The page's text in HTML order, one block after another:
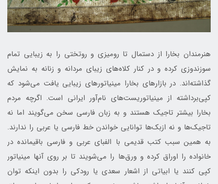
هنرمندان بخارا از دستمال تا رومیزی و روتختی را به زیبایی تمام
سوزندوزی کرده و در کنار کلاه‌های زیبای مردانه و زنانه به نمایش
گذاشته‌اند. در بازارهای بخارا مینیاتورهای زیبایی یافت می‌شود که
کپی‌برداشته از مینیاتوریست‌های نام‌آور ایرانی است. اگرچه مردم
بخارا بیشتر تاجیک هستند و به زبان فارسی سخن می‌گویند اما نه
تاجیک‌ها و نه ازبک‌ها توانایی خواندن خط فارسی یا عربی را ندارند.
به همین سبب کتب قدیمی با الفبای عربی و فارسی باقیمانده در
خانواده را اوراق کرده و ورق‌ها را می‌شویند تا بر روی آنها مینیاتور
کپی کنند یا ابیاتی از اشعار سعدی یا رودکی را بدون اینکه توان